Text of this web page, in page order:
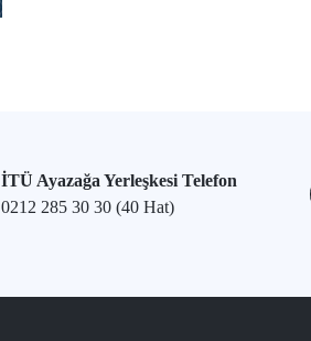
İTÜ Ayazağa Yerleşkesi Telefon
0212 285 30 30 (40 Hat)